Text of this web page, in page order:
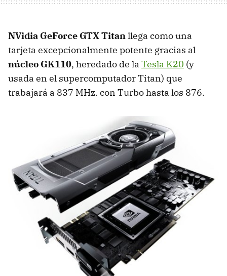
NVidia GeForce GTX Titanllega como una
tarjeta excepcionalmente potente gracias al
núcleo GK110, heredado de la Tesla K20 (y
usada en el supercomputador Titan) que
trabajará a 837 MHz. con Turbo hasta los 876.